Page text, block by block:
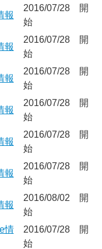
報
2016/07/28 開
始
報
2016/07/28 開
始
報
2016/07/28 開
始
報
2016/07/28 開
始
報
2016/07/28 開
始
報
2016/07/28 開
始
報
2016/08/02 開
始
情
2016/07/28 開
始